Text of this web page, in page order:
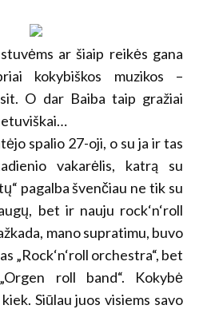
ar šiaip reikės gana
kokybiškos muzikos –
O dar Baiba taip gražiai
spalio 27-oji, o su ja ir tas
vakarėlis, katrą su
pagalba švenčiau ne tik su
bet ir nauju rock‘n‘roll
mano supratimu, buvo
„Rock‘n‘roll orchestra“, bet
roll band“. Kokybė
Siūlau juos visiems savo